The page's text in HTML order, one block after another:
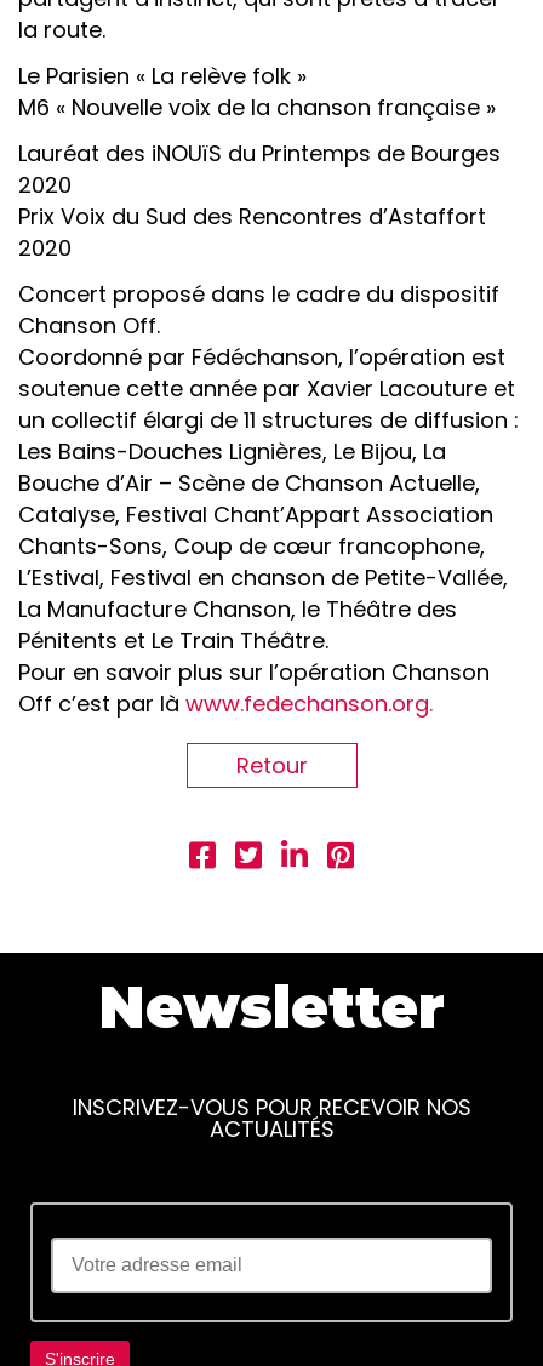
la route.
Le Parisien « La relève folk »
M6 « Nouvelle voix de la chanson française »
​Lauréat des iNOUïS du Printemps de Bourges
2020
Prix Voix du Sud des Rencontres d’Astaffort
2020
Concert proposé dans le cadre du dispositif
Chanson Off.
Coordonné par Fédéchanson, l’opération est
soutenue cette année par Xavier Lacouture et
un collectif élargi de 11 structures de diffusion :
Les Bains-Douches Lignières, Le Bijou, La
Bouche d’Air – Scène de Chanson Actuelle,
Catalyse, Festival Chant’Appart Association
Chants-Sons, Coup de cœur francophone,
L’Estival, Festival en chanson de Petite-Vallée,
La Manufacture Chanson, le Théâtre des
Pénitents et Le Train Théâtre.
Pour en savoir plus sur l’opération Chanson
Off c’est par là www.fedechanson.org.
Retour
Newsletter
INSCRIVEZ-VOUS POUR RECEVOIR NOS
ACTUALITÉS